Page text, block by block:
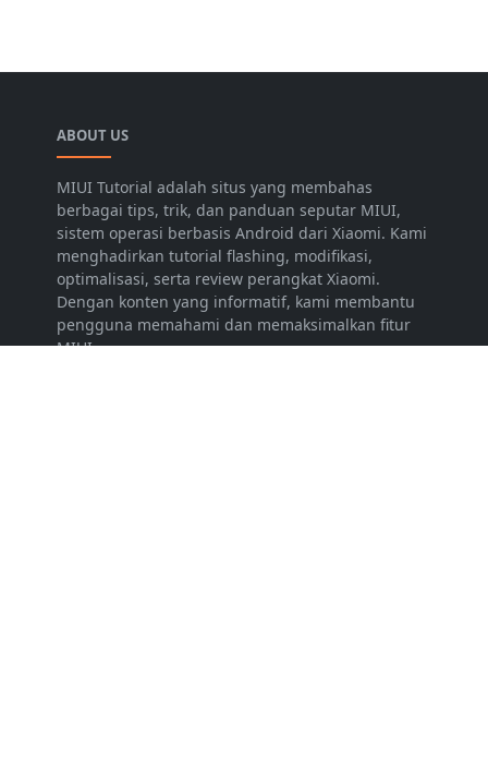
ABOUT US
MIUI Tutorial adalah situs yang membahas
berbagai tips, trik, dan panduan seputar MIUI,
sistem operasi berbasis Android dari Xiaomi. Kami
menghadirkan tutorial flashing, modifikasi,
optimalisasi, serta review perangkat Xiaomi.
Dengan konten yang informatif, kami membantu
pengguna memahami dan memaksimalkan fitur
MIUI.